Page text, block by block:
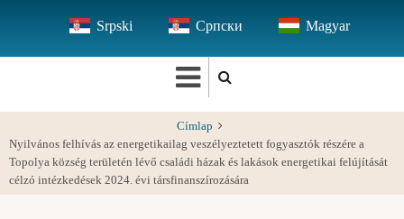
tartalomra
Srpski Српски Magyar
Címlap
Nyilvános felhívás az energetikailag veszélyeztetett fogyasztók részére a
Topolya község területén lévő családi házak és lakások energetikai felújítását
célzó intézkedések 2024. évi társfinanszírozására